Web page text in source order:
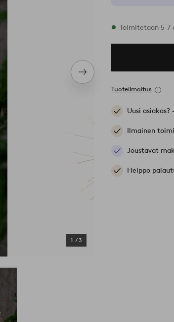
Seuraava
tuote
1 /3
Varastossa
Toimitetaan 5-7
Tuoteilmoitus
Uusi asiakas?
Ilmainen
Joustavat
Helppo